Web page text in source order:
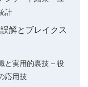
計
解とブレイクス
と実用的裏技 – 役
応用技